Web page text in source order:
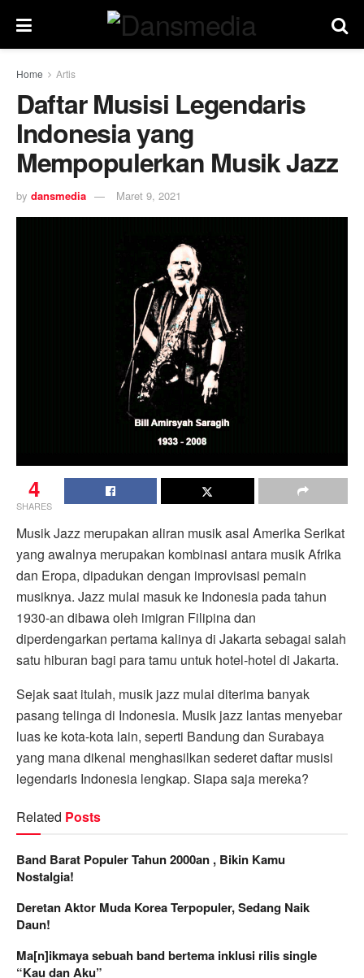
Home Artis
Daftar Musisi Legendaris
Indonesia yang
Mempopulerkan Musik Jazz
by dansmedia Maret 9, 2021
4
SHARES
Musik Jazz merupakan aliran musik asal Amerika Serikat
yang awalnya merupakan kombinasi antara musik Afrika
dan Eropa, dipadukan dengan improvisasi pemain
musiknya. Jazz mulai masuk ke Indonesia pada tahun
1930-an dibawa oleh imigran Filipina dan
diperdengarkan pertama kalinya di Jakarta sebagai salah
satu hiburan bagi para tamu untuk hotel-hotel di Jakarta.
Sejak saat itulah, musik jazz mulai diterima banyak
pasang telinga di Indonesia. Musik jazz lantas menyebar
luas ke kota-kota lain, seperti Bandung dan Surabaya
yang mana dikenal menghasilkan sederet daftar musisi
legendaris Indonesia lengkap. Siapa saja mereka?
Related Posts
Band Barat Populer Tahun 2000an , Bikin Kamu
Nostalgia!
Deretan Aktor Muda Korea Terpopuler, Sedang Naik
Daun!
Ma[n]ikmaya sebuah band bertema inklusi rilis single
“Kau dan Aku”